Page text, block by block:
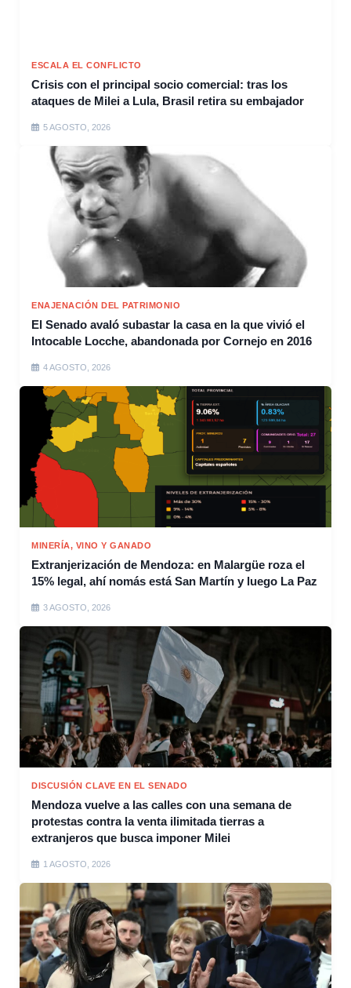
ESCALA EL CONFLICTO
Crisis con el principal socio comercial: tras los
ataques de Milei a Lula, Brasil retira su embajador
5 AGOSTO, 2026
ENAJENACIÓN DEL PATRIMONIO
El Senado avaló subastar la casa en la que vivió el
Intocable Locche, abandonada por Cornejo en 2016
4 AGOSTO, 2026
MINERÍA, VINO Y GANADO
Extranjerización de Mendoza: en Malargüe roza el
15% legal, ahí nomás está San Martín y luego La Paz
3 AGOSTO, 2026
DISCUSIÓN CLAVE EN EL SENADO
Mendoza vuelve a las calles con una semana de
protestas contra la venta ilimitada tierras a
extranjeros que busca imponer Milei
1 AGOSTO, 2026